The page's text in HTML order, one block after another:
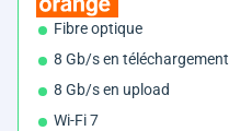
Fibre optique
8 Gb/s en téléchargement
8 Gb/s en upload
Wi-Fi 7